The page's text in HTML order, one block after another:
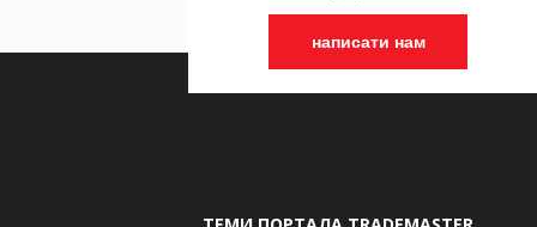
написати нам